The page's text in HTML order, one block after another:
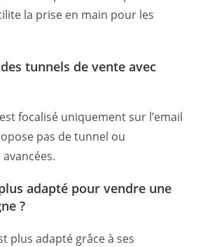
la prise en main pour les
tunnels de vente avec
focalisé uniquement sur l’email
pas de tunnel ou
adapté pour vendre une
?
plus adapté grâce à ses